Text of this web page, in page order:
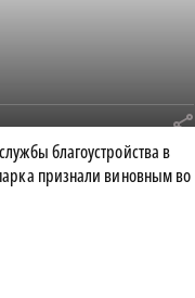
r
благоустройства в
признали виновным во